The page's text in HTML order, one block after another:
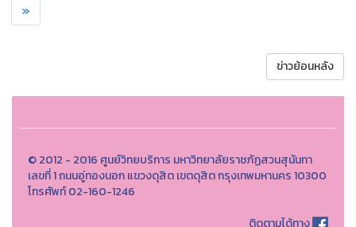
»
ข่าวย้อนหลัง
© 2012 - 2016 ศูนย์วิทยบริการ มหาวิทยาลัยราชภัฏสวนสุนันทา
เลขที่ 1 ถนนอู่ทองนอก แขวงดุสิต เขตดุสิต กรุงเทพมหานคร 10300
โทรศัพท์ 02-160-1246
ติดตามได้ทาง